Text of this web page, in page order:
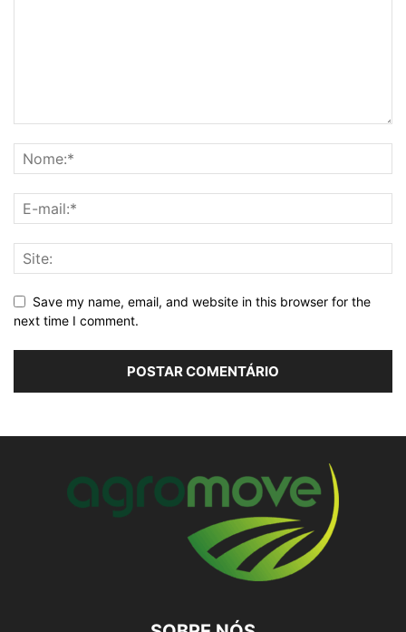
Save my name, email, and website in this browser for the
next time I comment.